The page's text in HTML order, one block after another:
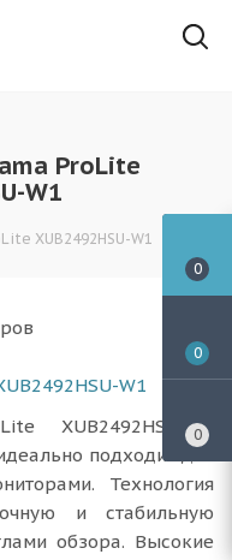
ProLite
W1
XUB2492HSU-W1
XUB2492HSU-W1
подходит для
Технология
и стабильную
обзора. Высокие
0
0
0